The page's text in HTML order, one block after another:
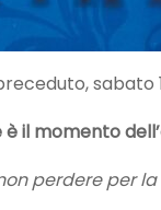
sabato
è il momento
perdere per